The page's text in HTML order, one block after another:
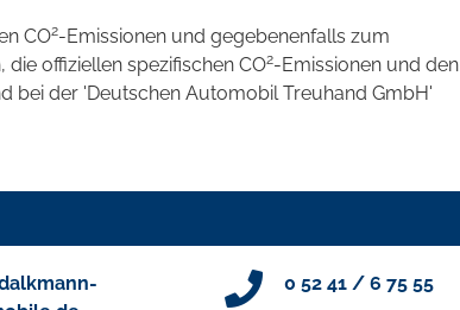
CO2-Emissionen und gegebenenfalls zum
offiziellen spezifischen CO2-Emissionen und den
bei der 'Deutschen Automobil Treuhand GmbH'
0 52 41 / 6 75 55